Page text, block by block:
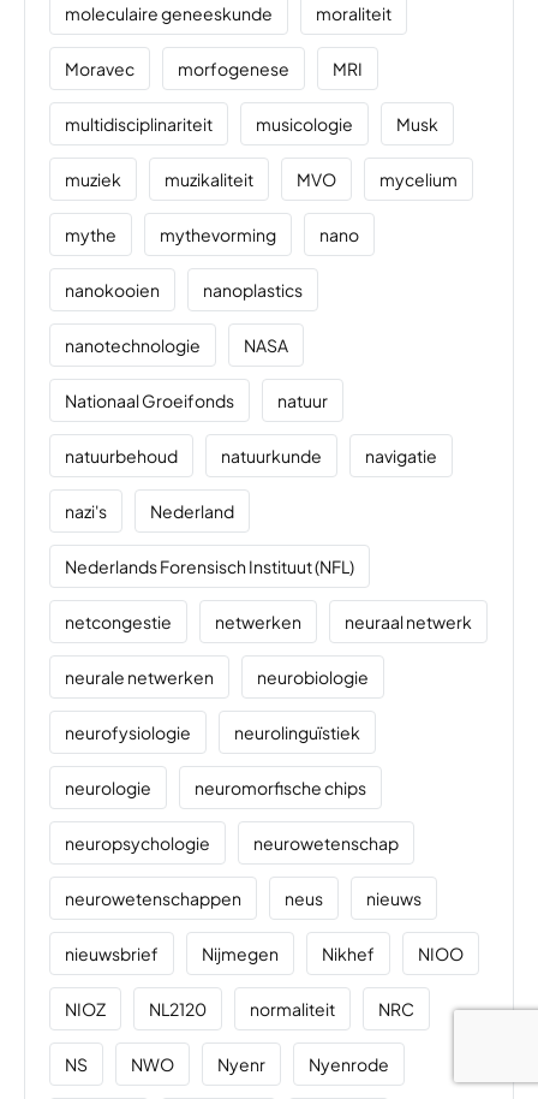
moleculaire geneeskunde moraliteit
Moravec morfogenese MRI
multidisciplinariteit musicologie Musk
muziek muzikaliteit MVO mycelium
mythe mythevorming nano
nanokooien nanoplastics
nanotechnologie NASA
Nationaal Groeifonds natuur
natuurbehoud natuurkunde navigatie
nazi's Nederland
Nederlands Forensisch Instituut (NFL)
netcongestie netwerken neuraal netwerk
neurale netwerken neurobiologie
neurofysiologie neurolinguïstiek
neurologie neuromorfische chips
neuropsychologie neurowetenschap
neurowetenschappen neus nieuws
nieuwsbrief Nijmegen Nikhef NIOO
NIOZ NL2120 normaliteit NRC
NS NWO Nyenr Nyenrode